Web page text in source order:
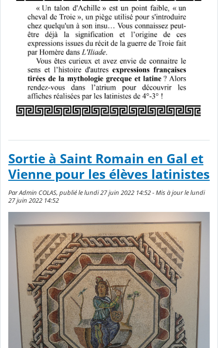
Sortie à Saint Romain en Gal et
Vienne pour les élèves latinistes
Par Admin COLAS, publié le lundi 27 juin 2022 14:52 - Mis à jour le lundi
27 juin 2022 14:52